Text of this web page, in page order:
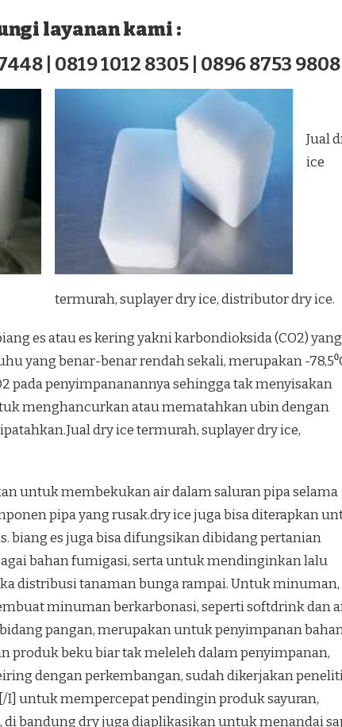
layanan kami :
| 0819 1012 8305 | 0896 8753 9808
Jual
ice
termurah, suplayer dry ice, distributor dry ice.
es atau es kering yakni karbondioksida (CO2) yang
yang benar-benar rendah sekali, merupakan -
pada penyimpananannya sehingga tak menyisakan
menghancurkan atau mematahkan ubin dengan
dry ice termurah, suplayer dry ice,
untuk membekukan air dalam saluran pipa selama
pipa yang rusak.dry ice juga bisa diterapkan
biang es juga bisa difungsikan dibidang pertanian
bahan fumigasi, serta untuk mendinginkan lalu
distribusi tanaman bunga rampai. Untuk minuman,
minuman berkarbonasi, seperti softdrink dan
pangan, merupakan untuk penyimpanan
produk beku biar tak meleleh dalam penyimpanan,
dengan perkembangan, sudah dikerjakan
untuk mempercepat pendingin produk sayuran,
bandung dry juga diaplikasikan untuk menandai